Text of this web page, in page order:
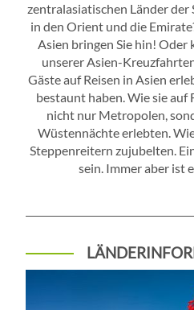
zentralasiatischen Länder der
in den Orient und die
Asien bringen Sie hin! Oder
unserer Asien-
Gäste auf Reisen in Asien
bestaunt haben. Wie sie
nicht nur Metropolen,
Wüstennächte erlebten.
Steppenreitern zujubelten.
sein. Immer aber ist